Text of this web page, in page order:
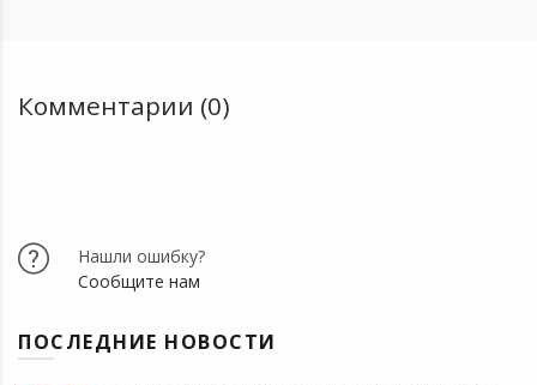
Комментарии (0)
Нашли ошибку?
Сообщите нам
ПОСЛЕДНИЕ НОВОСТИ